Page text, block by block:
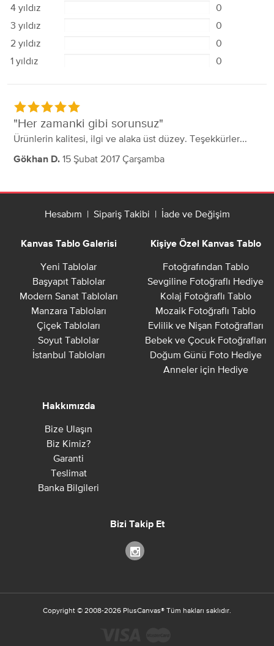
4 yıldız
0
3 yıldız
0
2 yıldız
0
1 yıldız
0
Her zamanki gibi sorunsuz
Ürünlerin kalitesi, ilgi ve alaka üst düzey. Teşekkürler...
Gökhan D. 15 Şubat 2017 Çarşamba
Hesabım | Sipariş Takibi | İade ve Değişim
Kanvas Tablo Galerisi
Yeni Tablolar
Başyapıt Tablolar
Modern Sanat Tabloları
Manzara Tabloları
Çiçek Tabloları
Soyut Tablolar
İstanbul Tabloları
Kişiye Özel Kanvas Tablo
Fotoğrafından Tablo
Sevgiline Fotoğraflı Hediye
Kolaj Fotoğraflı Tablo
Mozaik Fotoğraflı Tablo
Evlilik ve Nişan Fotoğrafları
Bebek ve Çocuk Fotoğrafları
Doğum Günü Foto Hediye
Anneler için Hediye
Hakkımızda
Bize Ulaşın
Biz Kimiz?
Garanti
Teslimat
Banka Bilgileri
Bizi Takip Et
Copyright © 2008-2026 PlusCanvas® Tüm hakları saklıdır.